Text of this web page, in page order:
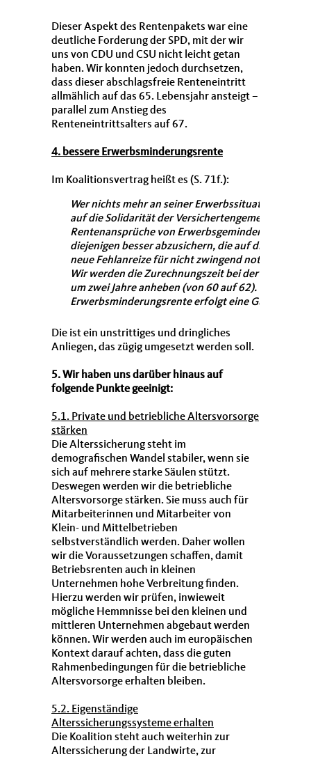
Dieser Aspekt des Rentenpakets war eine
deutliche Forderung der SPD, mit der wir
uns von CDU und CSU nicht leicht getan
haben. Wir konnten jedoch durchsetzen,
dass dieser abschlagsfreie Renteneintritt
allmählich auf das 65. Lebensjahr ansteigt –
parallel zum Anstieg des
Renteneintrittsalters auf 67.
4. bessere Erwerbsminderungsrente
Im Koalitionsvertrag heißt es (S. 71f.):
Wer nichts mehr an seiner Erwerbssituation
auf die Solidarität der Versichertengemeinschaft
Rentenansprüche von Erwerbsgeminderten
diejenigen besser abzusichern, die auf diese
neue Fehlanreize für nicht zwingend notwendige
Wir werden die Zurechnungszeit bei der
um zwei Jahre anheben (von 60 auf 62). Für die
Erwerbsminderungsrente erfolgt eine
Die ist ein unstrittiges und dringliches
Anliegen, das zügig umgesetzt werden soll.
5. Wir haben uns darüber hinaus auf
folgende Punkte geeinigt:
5.1. Private und betriebliche Altersvorsorge
stärken
Die Alterssicherung steht im
demografischen Wandel stabiler, wenn sie
sich auf mehrere starke Säulen stützt.
Deswegen werden wir die betriebliche
Altersvorsorge stärken. Sie muss auch für
Mitarbeiterinnen und Mitarbeiter von
Klein- und Mittelbetrieben
selbstverständlich werden. Daher wollen
wir die Voraussetzungen schaffen, damit
Betriebsrenten auch in kleinen
Unternehmen hohe Verbreitung finden.
Hierzu werden wir prüfen, inwieweit
mögliche Hemmnisse bei den kleinen und
mittleren Unternehmen abgebaut werden
können. Wir werden auch im europäischen
Kontext darauf achten, dass die guten
Rahmenbedingungen für die betriebliche
Altersvorsorge erhalten bleiben.
5.2. Eigenständige
Alterssicherungssysteme erhalten
Die Koalition steht auch weiterhin zur
Alterssicherung der Landwirte, zur